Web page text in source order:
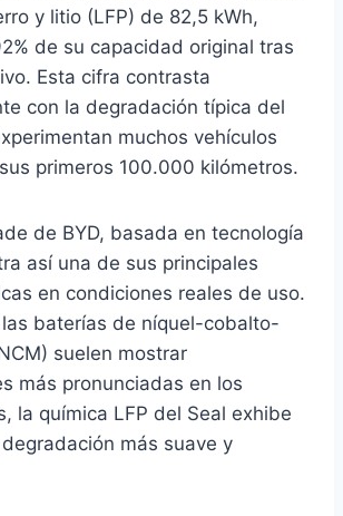
y litio (LFP) de 82,5 kWh,
de su capacidad original tras
Esta cifra contrasta
con la degradación típica del
muchos vehículos
primeros 100.000 kilómetros.
de BYD, basada en tecnología
así una de sus principales
en condiciones reales de uso.
baterías de níquel-cobalto-
suelen mostrar
más pronunciadas en los
la química LFP del Seal exhibe
más suave y